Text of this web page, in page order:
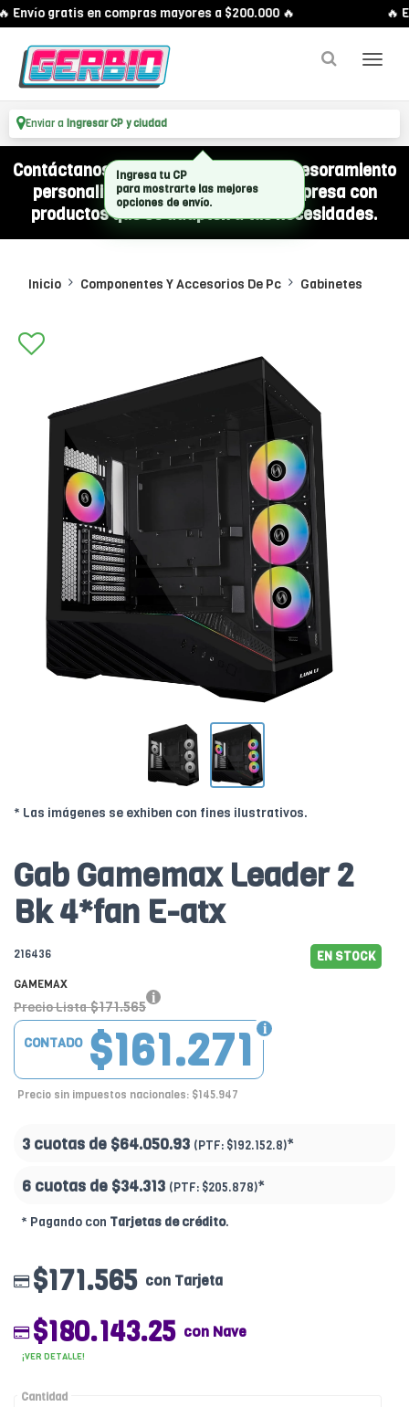
Envío gratis en compras mayores a $200.000 🔥 🔥
Enviar a Ingresar CP y ciudad
Contáctanos por WhatsApp y recibí asesoramiento
personalizado para equipar a tu empresa con
productos que se adapten a tus necesidades.
Inicio Componentes Y Accesorios De Pc Gabinetes
* Las imágenes se exhiben con fines ilustrativos.
Gab Gamemax Leader 2
Bk 4*fan E-atx
216436 EN STOCK
GAMEMAX
Precio Lista $171.565
$161.271
CONTADO
Precio sin impuestos nacionales: $145.947
3 cuotas de $64.050.93 (PTF: $192.152.8)*
6 cuotas de $34.313 (PTF: $205.878)*
* Pagando con Tarjetas de crédito.
$171.565 con Tarjeta
$180.143.25 con Nave
¡VER DETALLE!
Cantidad